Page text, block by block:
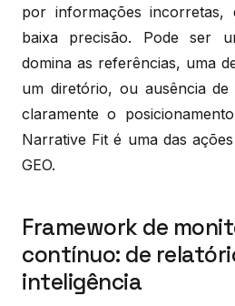
por informações incorretas,
baixa precisão. Pode ser
domina as referências, uma
um diretório, ou ausência
claramente o
Narrative Fit é uma das
GEO.
Framework de
contínuo: de
inteligência